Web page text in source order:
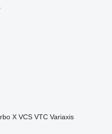
X VCS VTC Variaxis